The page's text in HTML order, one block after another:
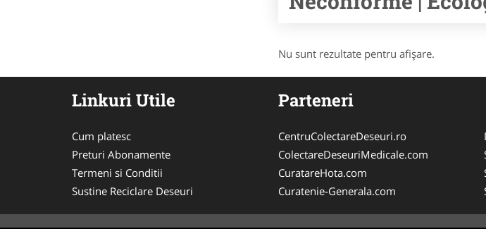
Nu sunt rezultate pentru afişare.
Linkuri Utile
Cum platesc
Preturi Abonamente
Termeni si Conditii
Sustine Reciclare Deseuri
Parteneri
CentruColectareDeseuri.ro
ColectareDeseuriMedicale.com
CuratareHota.com
Curatenie-Generala.com